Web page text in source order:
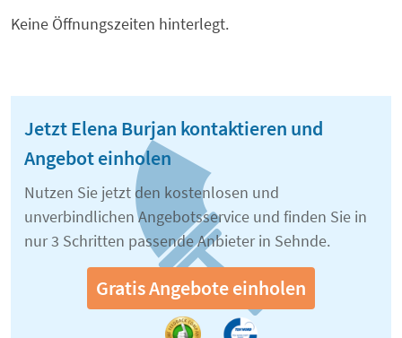
Keine Öffnungszeiten hinterlegt.
Jetzt Elena Burjan kontaktieren und
Angebot einholen
Nutzen Sie jetzt den kostenlosen und
unverbindlichen Angebotsservice und finden Sie in
nur 3 Schritten passende Anbieter in Sehnde.
Gratis Angebote einholen